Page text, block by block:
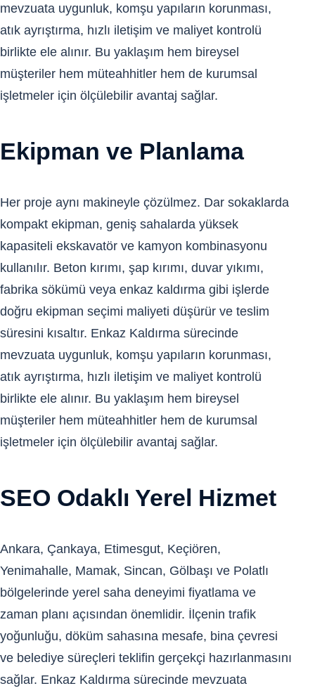
mevzuata uygunluk, komşu yapıların korunması,
atık ayrıştırma, hızlı iletişim ve maliyet kontrolü
birlikte ele alınır. Bu yaklaşım hem bireysel
müşteriler hem müteahhitler hem de kurumsal
işletmeler için ölçülebilir avantaj sağlar.
Ekipman ve Planlama
Her proje aynı makineyle çözülmez. Dar sokaklarda
kompakt ekipman, geniş sahalarda yüksek
kapasiteli ekskavatör ve kamyon kombinasyonu
kullanılır. Beton kırımı, şap kırımı, duvar yıkımı,
fabrika sökümü veya enkaz kaldırma gibi işlerde
doğru ekipman seçimi maliyeti düşürür ve teslim
süresini kısaltır. Enkaz Kaldırma sürecinde
mevzuata uygunluk, komşu yapıların korunması,
atık ayrıştırma, hızlı iletişim ve maliyet kontrolü
birlikte ele alınır. Bu yaklaşım hem bireysel
müşteriler hem müteahhitler hem de kurumsal
işletmeler için ölçülebilir avantaj sağlar.
SEO Odaklı Yerel Hizmet
Ankara, Çankaya, Etimesgut, Keçiören,
Yenimahalle, Mamak, Sincan, Gölbaşı ve Polatlı
bölgelerinde yerel saha deneyimi fiyatlama ve
zaman planı açısından önemlidir. İlçenin trafik
yoğunluğu, döküm sahasına mesafe, bina çevresi
ve belediye süreçleri teklifin gerçekçi hazırlanmasını
sağlar. Enkaz Kaldırma sürecinde mevzuata